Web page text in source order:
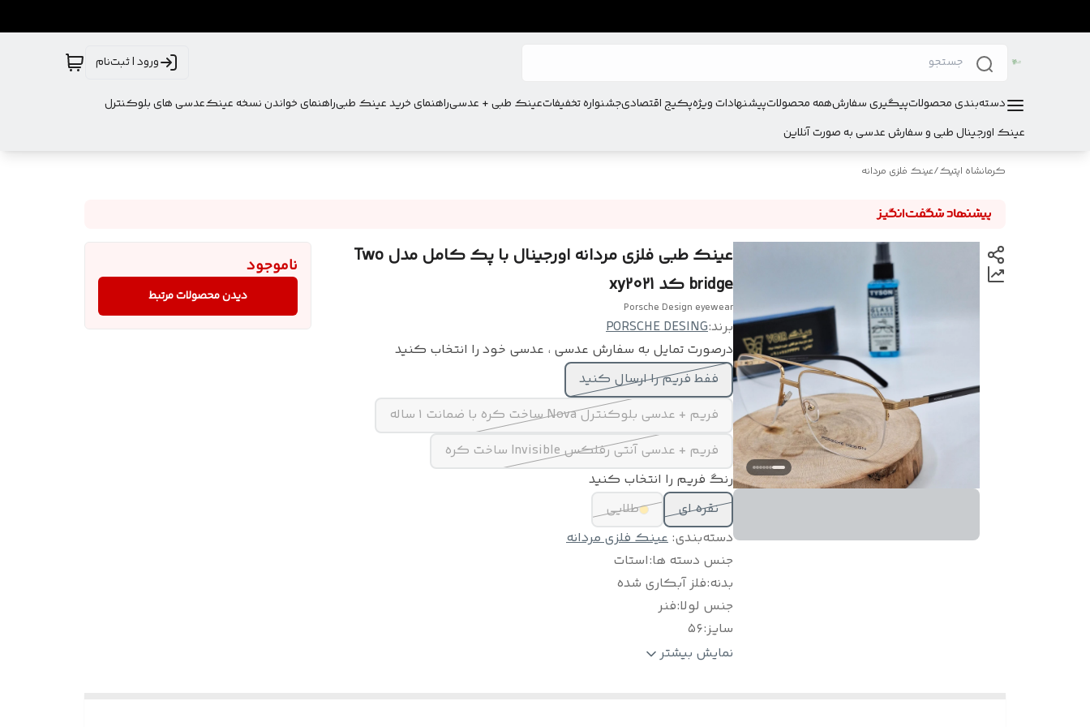
ورود | ثبت‌نام
دسته‌بندی محصولاتپیگیری سفارشهمه محصولاتپیشنهادات ویژهپکیج اقتصادیجشنواره تخفیفاتعینک طبی + عدسیراهنمای خرید عینک طبیراهنمای خواندن نسخه عینکعدسی های بلوکنترل
عینک اورجینال طبی و سفارش عدسی به صورت آنلاین
کرمانشاه اپتیک/عینک فلزی مردانه
عینک طبی فلزی مردانه اورجینال با پک کامل مدل Two
bridge کد xy2021
Porsche Design eyewear
برند:PORSCHE DESING
درصورت تمایل به سفارش عدسی ، عدسی خود را انتخاب کنید
ففط فریم را ارسال کنید
فریم + عدسی بلوکنترل Nova ساخت کره با ضمانت ۱ ساله
فریم + عدسی آنتی رفلکس Invisible ساخت کره
رنگ فریم را انتخاب کنید
نقره ای
طلایی
دسته‌بندی: عینک فلزی مردانه
جنس دسته ها:استات
بدنه:فلز آبکاری شده
جنس لولا:فنر
سایز:۵۶
اقلام: جلد مخصوص ، اسپری ، دستمال نانو و بند عینک
نمایش بیشتر
ناموجود
دیدن محصولات مرتبط